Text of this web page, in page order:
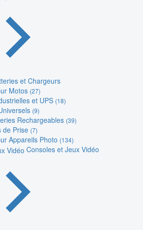
et Chargeurs
Motos (27)
et UPS (18)
(9)
Rechargeables (39)
de Prise (7)
Appareils Photo (134)
Consoles et Jeux Vidéo